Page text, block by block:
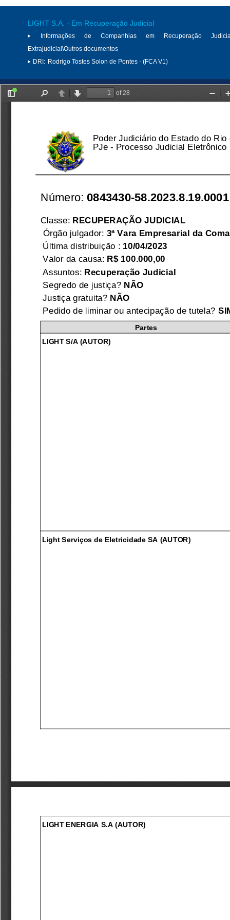
LIGHT S.A. - Em Recuperação Judicial
Informações de Companhias em Recuperação
Extrajudicial\Outros documentos
DRI: Rodrigo Tostes Solon de Pontes - (FCA V1)